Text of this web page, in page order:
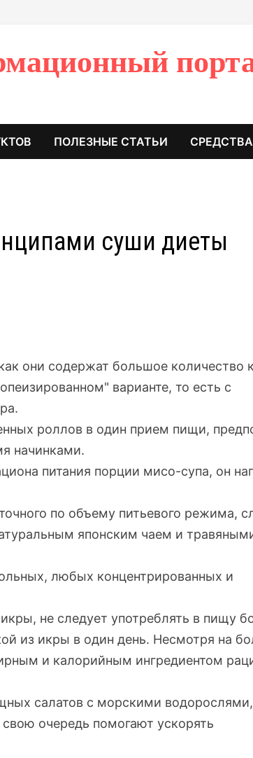
ПОЛЕЗНЫЕ СТАТЬИ
суши диеты
они содержат большое количество
варианте, то есть с
роллов в один прием пищи,
начинками.
питания порции мисо-супа, он
по объему питьевого режима,
японским чаем и
любых концентрированных и
не следует употреблять в пищу
из икры в один день. Несмотря на
и калорийным ингредиентом
салатов с морскими водорослями,
очередь помогают ускорять